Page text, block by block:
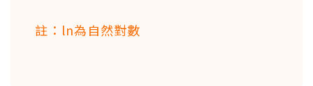
註：ln為自然對數